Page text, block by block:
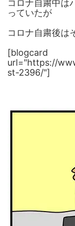
コロナ自粛中は
っていたが
コロナ自粛後は
[blogcard
url="https://
st-2396/"]